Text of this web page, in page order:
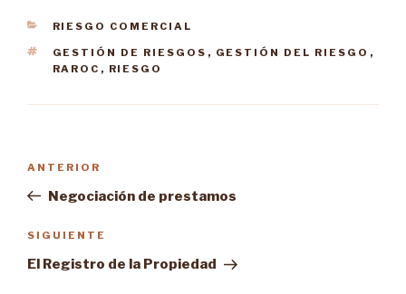
CATEGORÍAS
RIESGO COMERCIAL
ETIQUETAS
GESTIÓN DE RIESGOS , GESTIÓN DEL RIESGO ,
RAROC , RIESGO
entradas
Entrada
anterior:
ANTERIOR
Negociación de prestamos
Siguiente
entrada
SIGUIENTE
El Registro de la Propiedad